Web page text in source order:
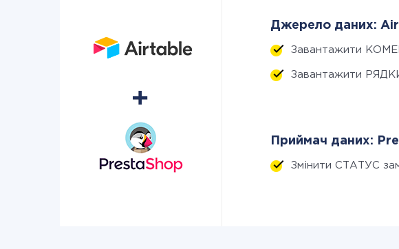
Джерело даних:
Завантажити
Завантажити
Приймач даних:
Змінити СТАТУС